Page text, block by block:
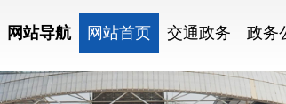
网站导航 网站首页 交通政务 政务